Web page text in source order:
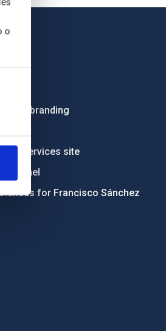
o
branding
services site
channel
for Francisco Sánchez